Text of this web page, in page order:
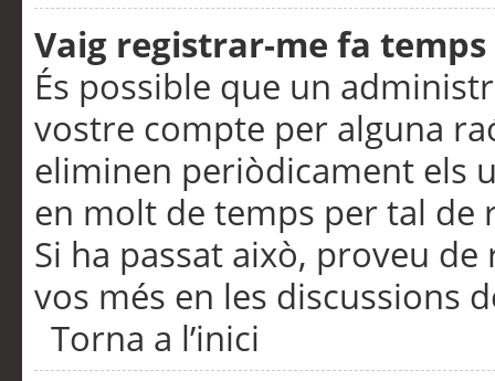
Vaig registrar-me fa
És possible que un
vostre compte per alguna
eliminen periòdicament els
en molt de temps per tal de
Si ha passat això, proveu
vos més en les discussions
Torna a l’inici